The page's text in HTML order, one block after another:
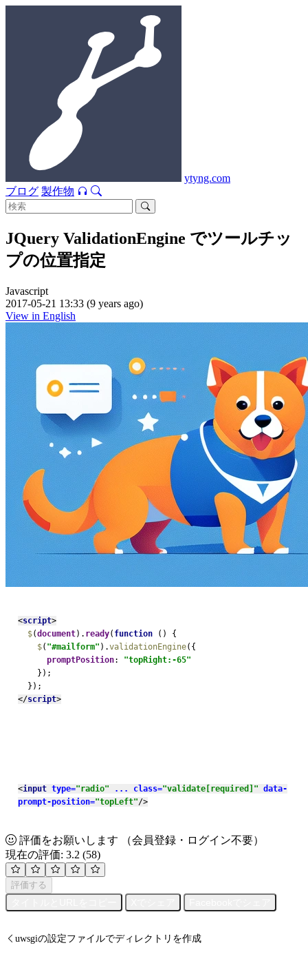
ytyng.com
ブログ 製作物
JQuery ValidationEngine でツールチッ
プの位置指定
Javascript
2017-05-21 13:33 (9 years ago)
View in English
<script>
$(document). ready( function
() {
$( "#mailform" ).validationEngine({
promptPosition: "topRight:-65"
});
  });
</script>
<input type="radio" ... class="validate[required]" data-
prompt-position="topLeft"/>
評価をお願いします
（会員登録・ログイン不要）
現在の評価: 3.2 (58)
評価する
uwsgiの設定ファイルでディレクトリを作成